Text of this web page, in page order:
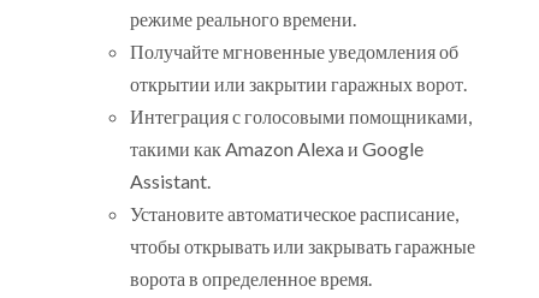
режиме реального времени.
Получайте мгновенные уведомления об
открытии или закрытии гаражных ворот.
Интеграция с голосовыми помощниками,
такими как Amazon Alexa и Google
Assistant.
Установите автоматическое расписание,
чтобы открывать или закрывать гаражные
ворота в определенное время.